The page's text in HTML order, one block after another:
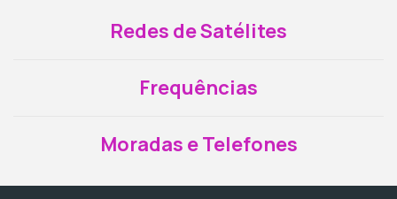
Redes de Satélites
Frequências
Moradas e Telefones